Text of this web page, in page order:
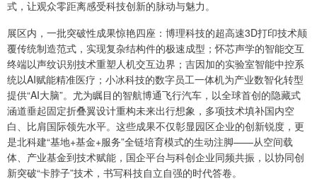
式，让观众零距离感受科技创新的脉动与魅力。
展区内，一批突破性成果惊艳四座：博理科技的超高速3D打印技术颠
覆传统制造范式，实现复杂结构件的极速成型；怀芯声学的智能交互
终端以声纹识别技术重塑人机交互边界；吉因加的实验室智能中控系
统以AI赋能精准医疗；小冰科技的数字员工一体机为产业数智化转型
提供“AI大脑”。尤为瞩目的智航博通飞行汽车，以全球首创的隐藏式
涵道垂起固定折叠翼设计重构未来出行想象，多项技术填补国内空
白、比肩国际领先水平。这些成果不仅彰显园区企业的创新锐度，更
是北科建“基地+基金+服务”全链培育模式的生动注脚——从空间载
体、产业基金到技术赋能，国企平台与科创企业同频共振，以协同创
新突破“卡脖子”技术，书写科技自立自强的时代答卷。